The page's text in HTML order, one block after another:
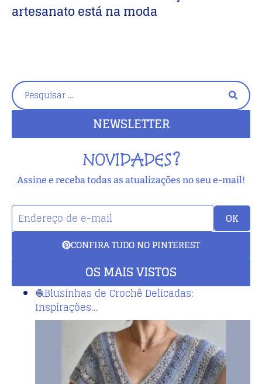
artesanato está na moda
NEWSLETTER
NOVIDADES?
Assine e receba todas as atualizações no seu e-mail!
OK
CONFIRA TUDO NO PINTEREST
OS MAIS VISTOS
🧶Blusinhas de Crochê Delicadas:
Inspirações…